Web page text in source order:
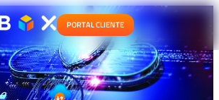
PORTAL CLIENTE